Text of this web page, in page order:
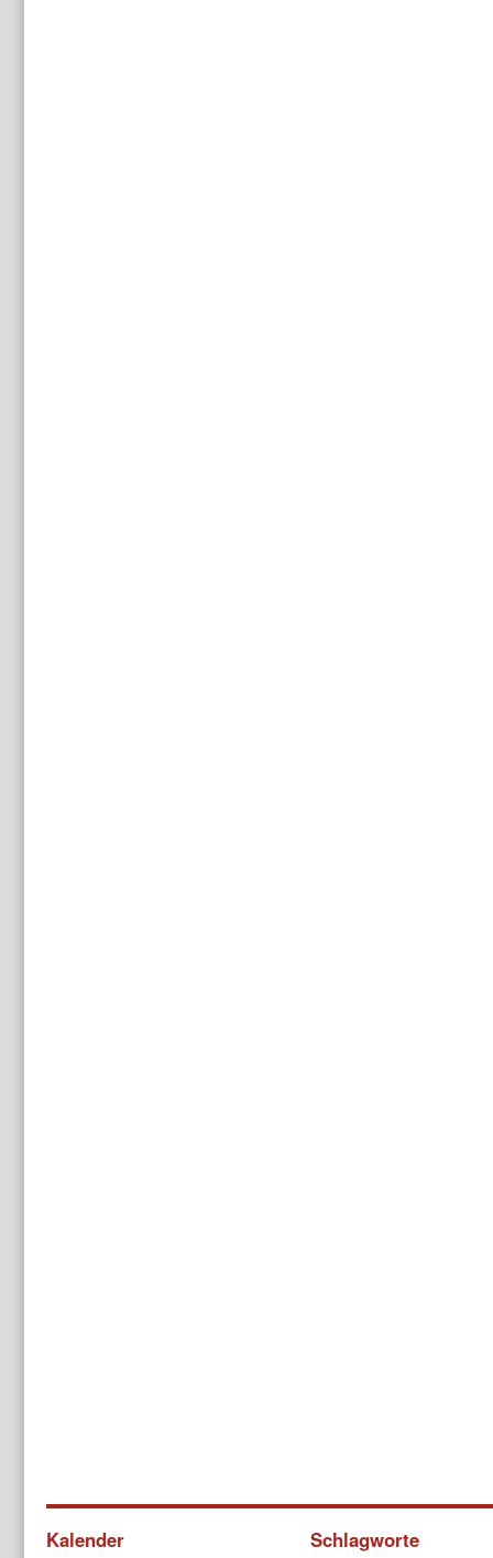
Kalender
Schlagworte